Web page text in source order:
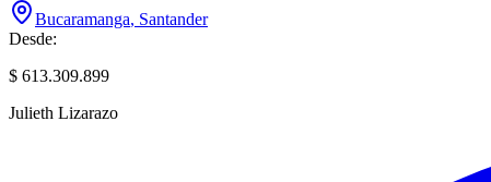
Bucaramanga, Santander
Desde:
$ 613.309.899
Julieth Lizarazo